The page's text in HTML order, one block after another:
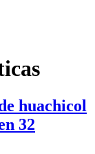
huachicol
32